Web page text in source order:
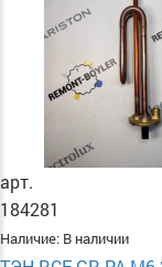
арт.
184281
Наличие: В наличии